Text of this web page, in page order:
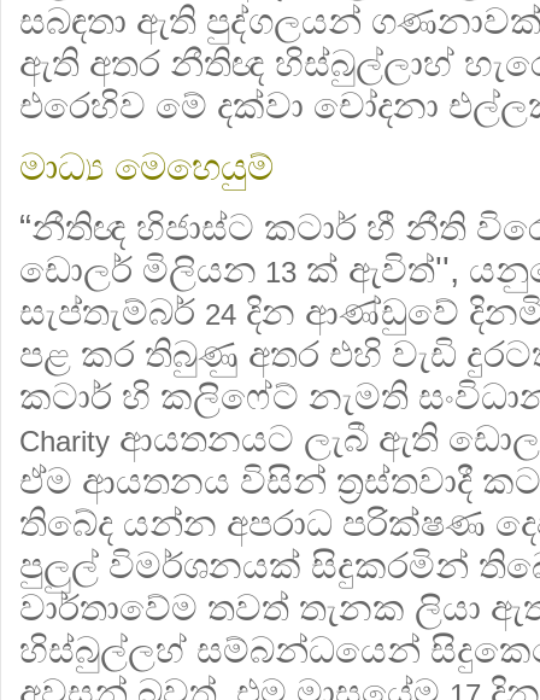
සබඳතා ඇති පුද්ගලයන්
ඇති අතර නීතිඥ හිස්බුල්ලාහ්
එරෙහිව මේ දක්වා චෝදනා
මාධ්‍ය මෙහෙයුම්
“නීතිඥ හිජාස්ට කටාර් හී නීති
ඩොලර් මිලියන 13 ක් ඇවිත්'',
සැප්තැම්බර් 24 දින ආණ්ඩුවේ
පළ කර තිබුණු අතර එහි වැඩි
කටාර් හි කලිෆේට් නැමති
Charity ආයතනයට ලැබී ඇති
ඒම ආයතනය විසින් ත්‍රස්තවාදී
තිබේද යන්න අපරාධ පරික්ෂණ
පුලුල් විමර්ශනයක් සිදුකරමින්
වාර්තාවේම තවත් තැනක ලියා
හිස්බුල්ලහ් සම්බන්ධයෙන්